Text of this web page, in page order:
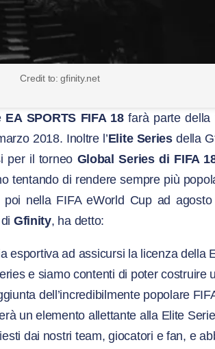
Credit to: gfinity.net
EA SPORTS FIFA 18farà parte della
2018. Inoltre l’Elite Seriesdella
per il torneo Global Series di FIFA
tentando di rendere sempre più
nella FIFA eWorld Cup ad agosto
Gfinity, ha detto:
esportiva ad assicursi la licenza della
e siamo contenti di poter costruire
dell’incredibilmente popolare
un elemento allettante alla Elite
dai nostri team, giocatori e fan, e